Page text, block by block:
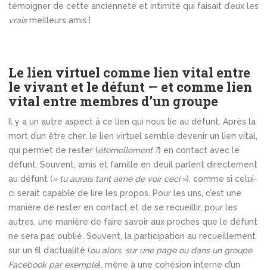
témoigner de cette ancienneté et intimité qui faisait d’eux les
vraismeilleurs amis !
Le lien virtuel comme lien vital entre
le vivant et le défunt — et comme lien
vital entre membres d’un groupe
Il y a un autre aspect à ce lien qui nous lie au défunt. Après la
mort d’un être cher, le lien virtuel semble devenir un lien vital,
qui permet de rester (éternellement ?) en contact avec le
défunt. Souvent, amis et famille en deuil parlent directement
au défunt (» tu aurais tant aimé de voir ceci »), comme si celui-
ci serait capable de lire les propos. Pour les uns, c’est une
manière de rester en contact et de se recueillir, pour les
autres, une manière de faire savoir aux proches que le défunt
ne sera pas oublié. Souvent, la participation au recueillement
sur un fil d’actualité (ou alors, sur une page ou dans un groupe
Facebook par exemple), mène à une cohésion interne d’un